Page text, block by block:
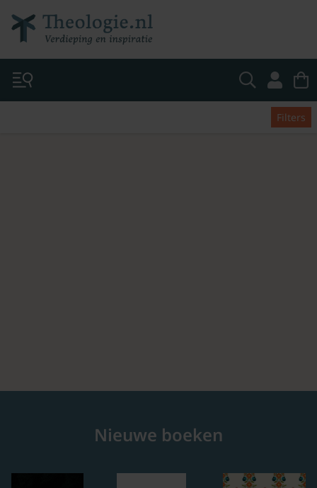
Filters
Nieuwe boeken